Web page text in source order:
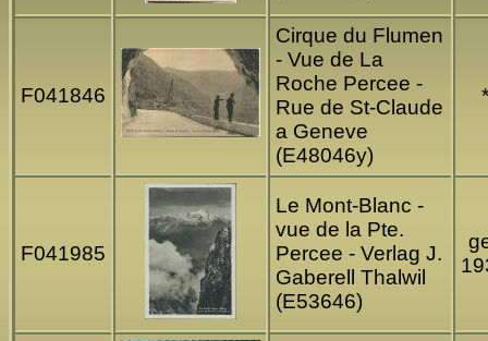
F041846
Cirque du Flumen
- Vue de La
Roche Percee -
Rue de St-Claude
a Geneve
(E48046y)
*
F041985
Le Mont-Blanc -
vue de la Pte.
Percee - Verlag J.
Gaberell Thalwil
(E53646)